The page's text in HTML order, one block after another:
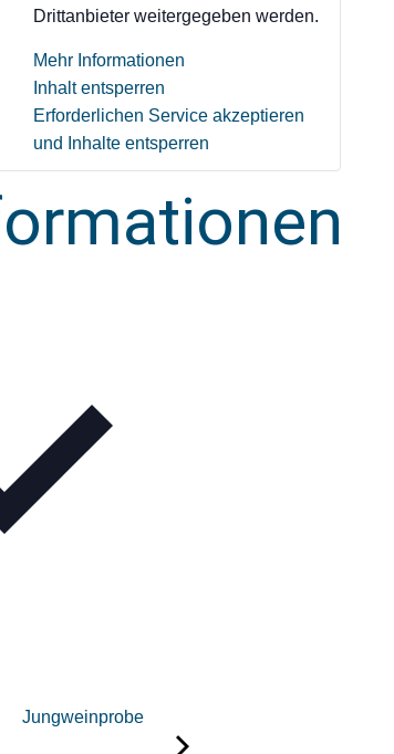
Drittanbieter weitergegeben werden.
Mehr Informationen
Inhalt entsperren
Erforderlichen Service akzeptieren
und Inhalte entsperren
Jungweinprobe